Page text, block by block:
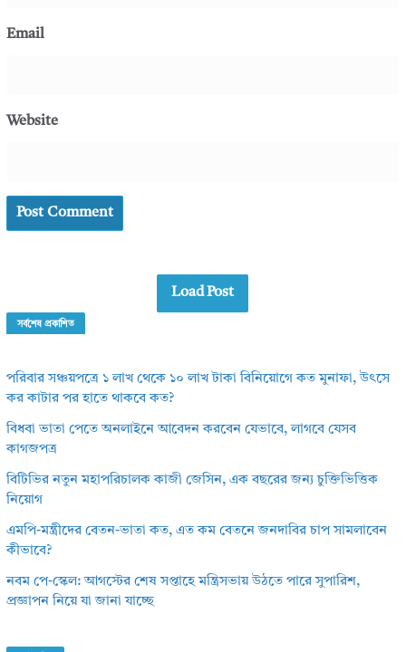
Email
Website
Load Post
সর্বশেষ প্রকাশিত
পরিবার সঞ্চয়পত্রে ১ লাখ থেকে ১০ লাখ টাকা বিনিয়োগে কত মুনাফা, উৎসে
কর কাটার পর হাতে থাকবে কত?
বিধবা ভাতা পেতে অনলাইনে আবেদন করবেন যেভাবে, লাগবে যেসব
কাগজপত্র
বিটিভির নতুন মহাপরিচালক কাজী জেসিন, এক বছরের জন্য চুক্তিভিত্তিক
নিয়োগ
এমপি-মন্ত্রীদের বেতন-ভাতা কত, এত কম বেতনে জনদাবির চাপ সামলাবেন
কীভাবে?
নবম পে-স্কেল: আগস্টের শেষ সপ্তাহে মন্ত্রিসভায় উঠতে পারে সুপারিশ,
প্রজ্ঞাপন নিয়ে যা জানা যাচ্ছে